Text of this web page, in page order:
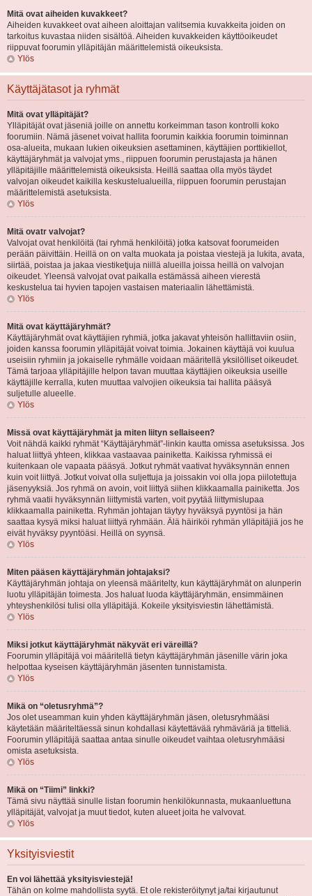
Mitä ovat aiheiden kuvakkeet?
Aiheiden kuvakkeet ovat aiheen aloittajan valitsemia kuvakkeita joiden on
tarkoitus kuvastaa niiden sisältöä. Aiheiden kuvakkeiden käyttöoikeudet
riippuvat foorumin ylläpitäjän määrittelemistä oikeuksista.
Ylös
Käyttäjätasot ja ryhmät
Mitä ovat ylläpitäjät?
Ylläpitäjät ovat jäseniä joille on annettu korkeimman tason kontrolli koko
foorumiin. Nämä jäsenet voivat hallita foorumin kaikkia foorumin toiminnan
osa-alueita, mukaan lukien oikeuksien asettaminen, käyttäjien porttikiellot,
käyttäjäryhmät ja valvojat yms., riippuen foorumin perustajasta ja hänen
ylläpitäjille määrittelemistä oikeuksista. Heillä saattaa olla myös täydet
valvojan oikeudet kaikilla keskustelualueilla, riippuen foorumin perustajan
määrittelemistä asetuksista.
Ylös
Mitä ovatr valvojat?
Valvojat ovat henkilöitä (tai ryhmä henkilöitä) jotka katsovat foorumeiden
perään päivittäin. Heillä on on valta muokata ja poistaa viestejä ja lukita, avata,
siirtää, poistaa ja jakaa viestiketjuja niillä alueilla joissa heillä on valvojan
oikeudet. Yleensä valvojat ovat paikalla estämässä aiheen vierestä
keskustelua tai hyvien tapojen vastaisen materiaalin lähettämistä.
Ylös
Mitä ovat käyttäjäryhmät?
Käyttäjäryhmät ovat käyttäjien ryhmiä, jotka jakavat yhteisön hallittaviin osiin,
joiden kanssa foorumin ylläpitäjät voivat toimia. Jokainen käyttäjä voi kuulua
useisiin ryhmiin ja jokaiselle ryhmälle voidaan määritellä yksilölliset oikeudet.
Tämä tarjoaa ylläpitäjille helpon tavan muuttaa käyttäjien oikeuksia useille
käyttäjille kerralla, kuten muuttaa valvojien oikeuksia tai hallita pääsyä
suljetulle alueelle.
Ylös
Missä ovat käyttäjäryhmät ja miten liityn sellaiseen?
Voit nähdä kaikki ryhmät “Käyttäjäryhmät”-linkin kautta omissa asetuksissa. Jos
haluat liittyä yhteen, klikkaa vastaavaa painiketta. Kaikissa ryhmissä ei
kuitenkaan ole vapaata pääsyä. Jotkut ryhmät vaativat hyväksynnän ennen
kuin voit liittyä. Jotkut voivat olla suljettuja ja joissakin voi olla jopa piilotettuja
jäsenyyksiä. Jos ryhmä on avoin, voit liittyä siihen klikkaamalla painiketta. Jos
ryhmä vaatii hyväksynnän liittymistä varten, voit pyytää liittymislupaa
klikkaamalla painiketta. Ryhmän johtajan täytyy hyväksyä pyyntösi ja hän
saattaa kysyä miksi haluat liittyä ryhmään. Älä häiriköi ryhmän ylläpitäjiä jos he
eivät hyväksy pyyntöäsi. Heillä on syynsä.
Ylös
Miten pääsen käyttäjäryhmän johtajaksi?
Käyttäjäryhmän johtaja on yleensä määritelty, kun käyttäjäryhmät on alunperin
luotu ylläpitäjän toimesta. Jos haluat luoda käyttäjäryhmän, ensimmäinen
yhteyshenkilösi tulisi olla ylläpitäjä. Kokeile yksityisviestin lähettämistä.
Ylös
Miksi jotkut käyttäjäryhmät näkyvät eri väreillä?
Foorumin ylläpitäjä voi määritellä tietyn käyttäjäryhmän jäsenille värin joka
helpottaa kyseisen käyttäjäryhmän jäsenten tunnistamista.
Ylös
Mikä on “oletusryhmä”?
Jos olet useamman kuin yhden käyttäjäryhmän jäsen, oletusryhmääsi
käytetään määriteltäessä sinun kohdallasi käytettävää ryhmäväriä ja titteliä.
Foorumin ylläpitäjä saattaa antaa sinulle oikeudet vaihtaa oletusryhmääsi
omista asetuksista.
Ylös
Mikä on “Tiimi” linkki?
Tämä sivu näyttää sinulle listan foorumin henkilökunnasta, mukaanluettuna
ylläpitäjät, valvojat ja muut tiedot, kuten alueet joita he valvovat.
Ylös
Yksityisviestit
En voi lähettää yksityisviestejä!
Tähän on kolme mahdollista syytä. Et ole rekisteröitynyt ja/tai kirjautunut